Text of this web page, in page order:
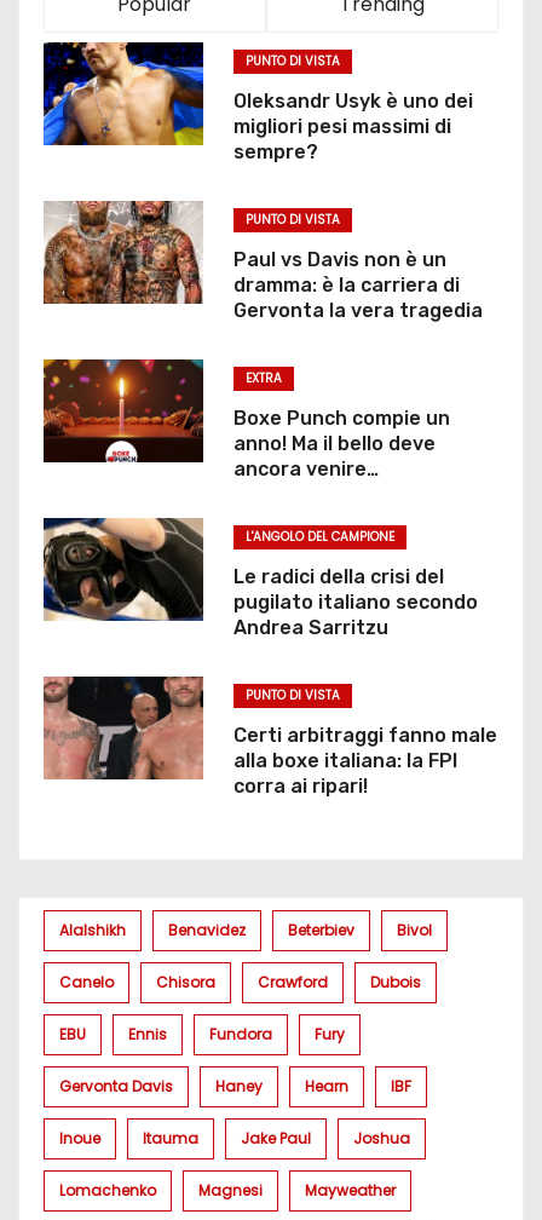
PUNTO DI VISTA
Oleksandr Usyk è uno dei
migliori pesi massimi di
sempre?
PUNTO DI VISTA
Paul vs Davis non è un
dramma: è la carriera di
Gervonta la vera tragedia
EXTRA
Boxe Punch compie un
anno! Ma il bello deve
ancora venire…
L'ANGOLO DEL CAMPIONE
Le radici della crisi del
pugilato italiano secondo
Andrea Sarritzu
PUNTO DI VISTA
Certi arbitraggi fanno male
alla boxe italiana: la FPI
corra ai ripari!
Alalshikh Benavidez Beterbiev Bivol
Canelo Chisora Crawford Dubois
EBU Ennis Fundora Fury
Gervonta Davis Haney Hearn IBF
Inoue Itauma Jake Paul Joshua
Lomachenko Magnesi Mayweather